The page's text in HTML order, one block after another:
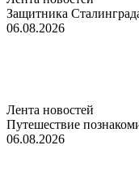
Защитника
06.08.2026
Лента новостей
Путешествие
06.08.2026